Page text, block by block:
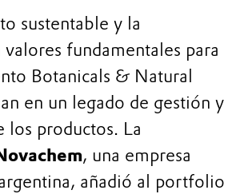
sustentable y la
fundamentales para
Botanicals & Natural
en un legado de gestión y
los productos. La
, una empresa
añadió al portfolio